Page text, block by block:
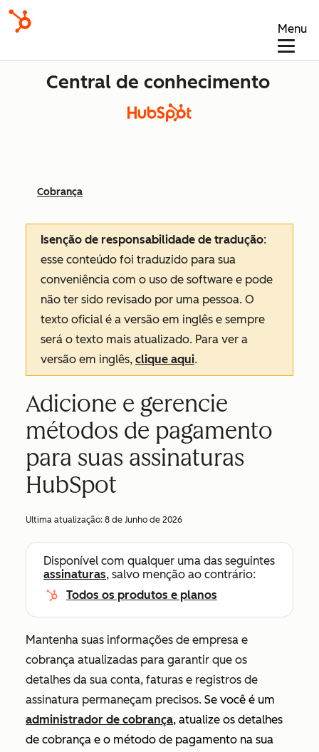
Menu
Central de conhecimento
Cobrança
Isenção de responsabilidade de tradução:
esse conteúdo foi traduzido para sua
conveniência com o uso de software e pode
não ter sido revisado por uma pessoa. O
texto oficial é a versão em inglês e sempre
será o texto mais atualizado. Para ver a
versão em inglês, clique aqui.
Adicione e gerencie
métodos de pagamento
para suas assinaturas
HubSpot
Ultima atualização: 8 de Junho de 2026
Disponível com qualquer uma das seguintes
assinaturas, salvo menção ao contrário:
Todos os produtos e planos
Mantenha suas informações de empresa e
cobrança atualizadas para garantir que os
detalhes da sua conta, faturas e registros de
assinatura permaneçam precisos. Se você é um
administrador de cobrança, atualize os detalhes
de cobrança e o método de pagamento na sua